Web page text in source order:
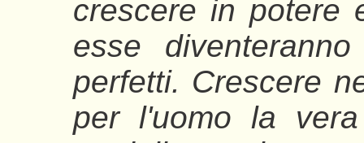
crescere in potere
esse
perfetti. Crescere
per l'uomo la